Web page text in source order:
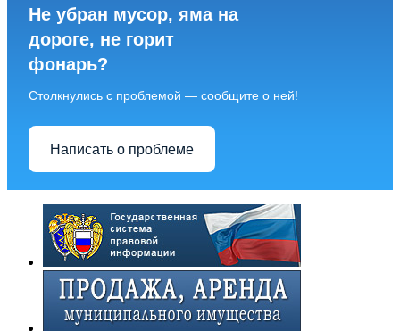
Не убран мусор, яма на
дороге, не горит
фонарь?
Столкнулись с проблемой — сообщите о ней!
Написать о проблеме